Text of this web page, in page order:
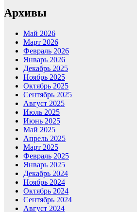
Архивы
Май 2026
Март 2026
Февраль 2026
Январь 2026
Декабрь 2025
Ноябрь 2025
Октябрь 2025
Сентябрь 2025
Август 2025
Июль 2025
Июнь 2025
Май 2025
Апрель 2025
Март 2025
Февраль 2025
Январь 2025
Декабрь 2024
Ноябрь 2024
Октябрь 2024
Сентябрь 2024
Август 2024